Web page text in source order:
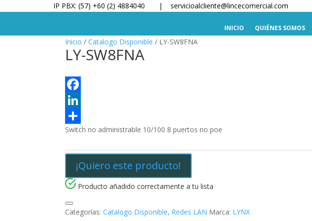
IP PBX: (57) +60 (2) 4884040 | servicioalcliente@lincecomercial.com
INICIO QUIÉNES SOMOS
Inicio / Catalogo Disponible / LY-SW8FNA
LY-SW8FNA
F
a
c
o
k
L
i
e
I
C
p
r
Switch no administrable 10/100 8 puertos no poe
¡Quiero este producto!
Producto añadido correctamente a tu lista
Categorías: Catalogo Disponible, Redes LAN Marca: LYNX